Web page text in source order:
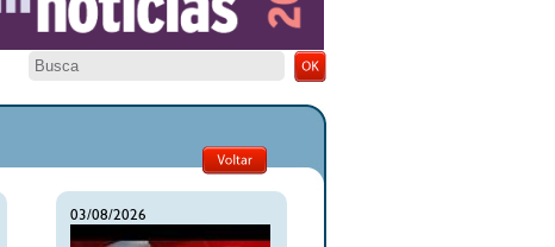
03/08/2026